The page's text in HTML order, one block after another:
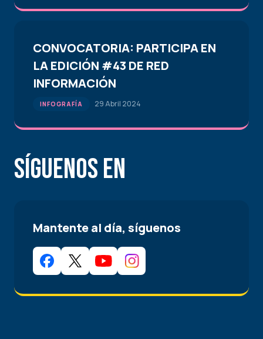
CONVOCATORIA: PARTICIPA EN
LA EDICIÓN #43 DE RED
INFORMACIÓN
INFOGRAFÍA 29 Abril 2024
Síguenos en
Mantente al día, síguenos